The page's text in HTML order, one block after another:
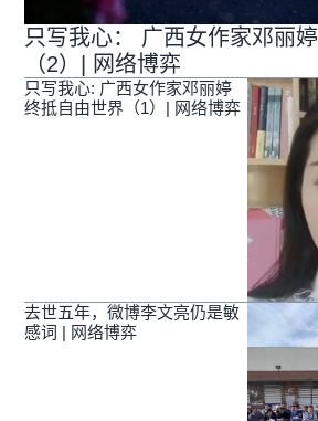
只写我心： 广西女作家邓丽
（2）| 网络博弈
只写我心: 广西女作家邓丽婷
终抵自由世界（1）| 网络博弈
去世五年，微博李文亮仍是敏
感词 | 网络博弈